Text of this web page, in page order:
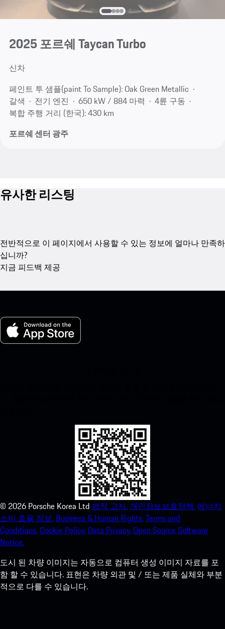
2025 포르쉐 Taycan Turbo
신차
페인트 투 샘플(paint To Sample): Oak Green Metallic
갈색
전기 엔진 650 kW / 884 마력
4륜 구동
복합 주행 거리 (한국): 430 km
포르쉐 센터 광주
유사한 리스팅
전반적으로 이 페이지에서 사용할 수 있는 정보에 얼마나 만족하
십니까?
지금 피드백 제공
© 2026 Porsche Korea Ltd 법적 고지. 개인정보보호정책. 에너지
소비 효율 정보. Business & Human Rights.Terms and
Conditions.Cookie Policy. Data Privacy.Open Source Software
Notice.
도시 된 차량 이미지는 자동으로 컴퓨터 생성 이미지 자료를 포
함 할 수 있습니다. 표현은 차량 외관 및 / 또는 제품 실체와 부분
적으로 다를 수 있습니다.